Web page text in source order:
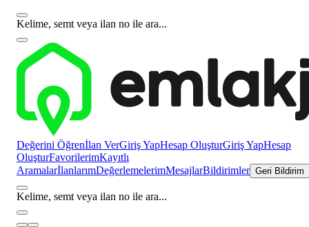
Kelime, semt veya ilan no ile ara...
Değerini Öğrenİlan VerGiriş YapHesap OluşturGiriş YapHesap
OluşturFavorilerimKayıtlı
AramalarİlanlarımDeğerlemelerimMesajlarBildirimler Geri Bildirim
Kelime, semt veya ilan no ile ara...